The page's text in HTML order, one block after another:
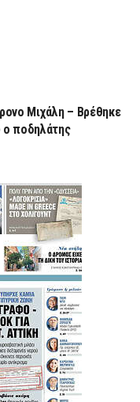
Μιχάλη – Βρέθηκε
ο ποδηλάτης